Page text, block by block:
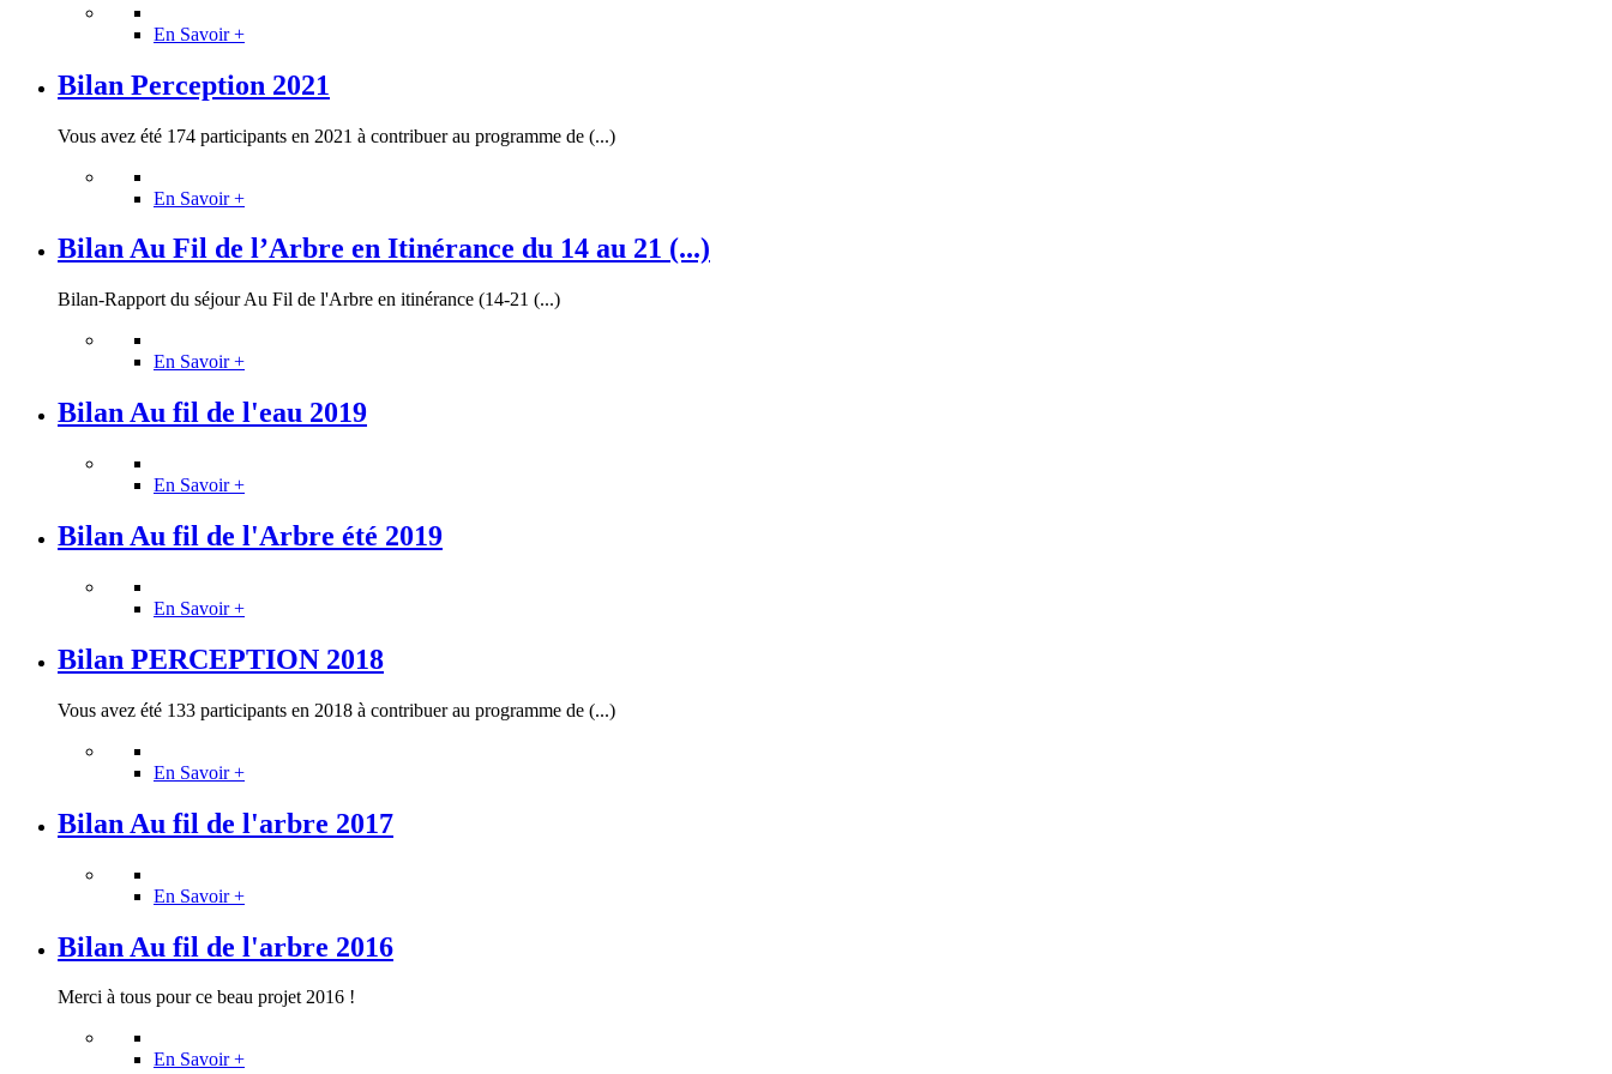
En Savoir +
Bilan Perception 2021
Vous avez été 174 participants en 2021 à contribuer au programme de (...)
En Savoir +
Bilan Au Fil de l’Arbre en Itinérance du 14 au 21 (...)
Bilan-Rapport du séjour Au Fil de l'Arbre en itinérance (14-21 (...)
En Savoir +
Bilan Au fil de l'eau 2019
En Savoir +
Bilan Au fil de l'Arbre été 2019
En Savoir +
Bilan PERCEPTION 2018
Vous avez été 133 participants en 2018 à contribuer au programme de (...)
En Savoir +
Bilan Au fil de l'arbre 2017
En Savoir +
Bilan Au fil de l'arbre 2016
Merci à tous pour ce beau projet 2016 !
En Savoir +